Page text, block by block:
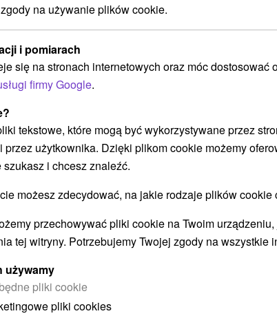
BUDYNEK JEST
OBJĘTY ZASIĘGIEM
KOMÓRKOWEJ
Telekom
Orange
ZAKWATEROWANIE
JEST
ODPOWIEDNIE DLA
Na zimnú dovolenku
Krátkodobé
ubytovanie
Relaxačné pobyty
Víkendové pobyty
na używanie plików cookie.
i pomiarach
się na stronach internetowych oraz móc dostosować
firmy Google.
tekstowe, które mogą być wykorzystywane przez
przez użytkownika. Dzięki plikom cookie możemy
i chcesz znaleźć.
możesz zdecydować, na jakie rodzaje plików cookie
przechowywać pliki cookie na Twoim
tej witryny. Potrzebujemy Twojej zgody na wszystkie
używamy
pliki cookie
pliki cookies